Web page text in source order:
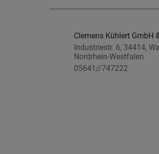
Clemens Kühlert GmbH
Industriestr. 6, 34414,
Nordrhein-Westfalen
05641//747222